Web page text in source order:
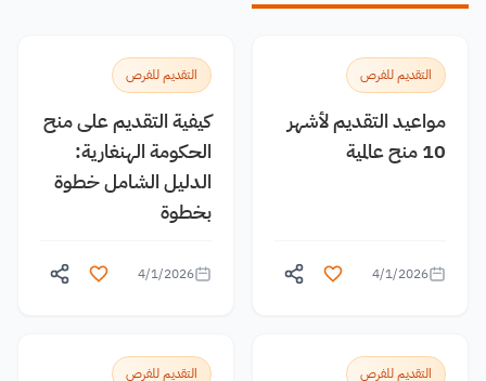
التقديم للفرص
مواعيد التقديم لأشهر
10 منح عالمية
4/1/2026
التقديم للفرص
كيفية التقديم على منح
الحكومة الهنغارية:
الدليل الشامل خطوة
بخطوة
4/1/2026
التقديم للفرص التقديم للفرص